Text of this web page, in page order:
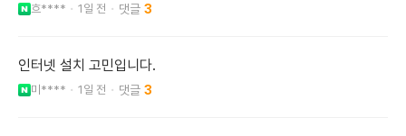
흐**** 1일 전 3
인터넷 설치 고민입니다.
미**** 1일 전 3